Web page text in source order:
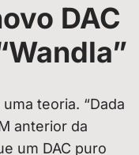
DAC
teoria. “Dada
anterior da
um DAC puro